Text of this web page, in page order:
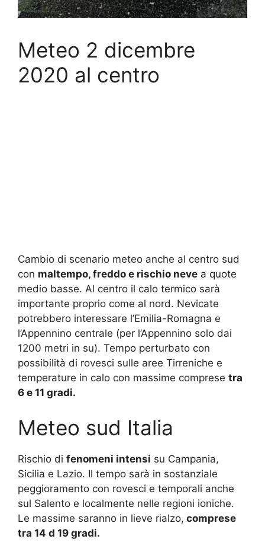
Meteo 2 dicembre
2020 al centro
Cambio di scenario meteo anche al centro sud
con maltempo, freddo e rischio neve a quote
medio basse. Al centro il calo termico sarà
importante proprio come al nord. Nevicate
potrebbero interessare l’Emilia-Romagna e
l’Appennino centrale (per l’Appennino solo dai
1200 metri in su). Tempo perturbato con
possibilità di rovesci sulle aree Tirreniche e
temperature in calo con massime comprese tra
6 e 11 gradi.
Meteo sud Italia
Rischio di fenomeni intensi su Campania,
Sicilia e Lazio. Il tempo sarà in sostanziale
peggioramento con rovesci e temporali anche
sul Salento e localmente nelle regioni ioniche.
Le massime saranno in lieve rialzo, comprese
tra 14 d 19 gradi.